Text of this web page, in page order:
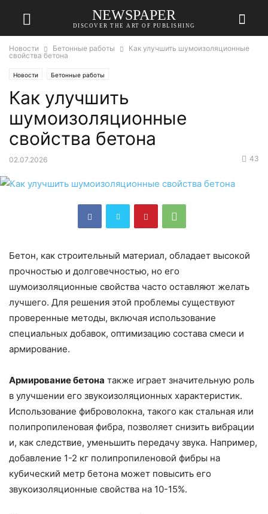
NEWSPAPER
DISCOVER THE ART OF PUBLISHING
Новости Бетонные работы
Как улучшить шумоизоляционные
свойства бетона
Новости Бетонные работы
Как улучшить
шумоизоляционные
свойства бетона
02.07.2026 43
Бетон, как строительный материал, обладает высокой
прочностью и долговечностью, но его
шумоизоляционные свойства часто оставляют желать
лучшего. Для решения этой проблемы существуют
проверенные методы, включая использование
специальных добавок, оптимизацию состава смеси и
армирование.
Армирование бетона также играет значительную роль
в улучшении его звукоизоляционных характеристик.
Использование фиброволокна, такого как стальная или
полипропиленовая фибра, позволяет снизить вибрации
и, как следствие, уменьшить передачу звука. Например,
добавление 1-2 кг полипропиленовой фибры на
кубический метр бетона может повысить его
звукоизоляционные свойства на 10-15%.